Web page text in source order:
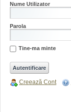
Nume Utilizator
Parola
Tine-ma minte
Creează Cont